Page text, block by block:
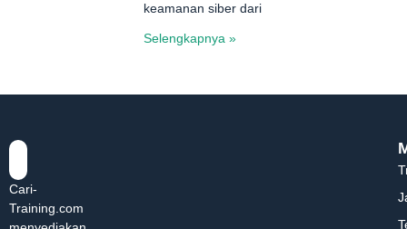
keamanan siber dari
Selengkapnya »
Cari-
Training.com